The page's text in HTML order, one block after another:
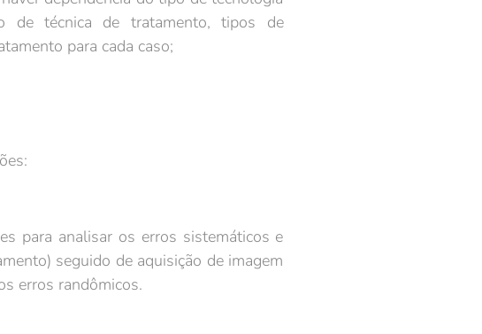
de técnica de tratamento, tipos de
para cada caso;
para analisar os erros sistemáticos e
seguido de aquisição de imagem
erros randômicos.